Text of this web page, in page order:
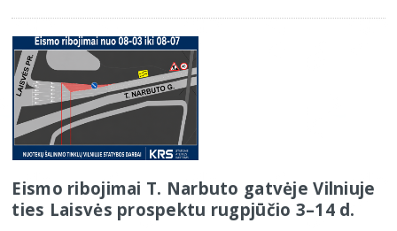
Eismo ribojimai T. Narbuto gatvėje Vilniuje
ties Laisvės prospektu rugpjūčio 3–14 d.